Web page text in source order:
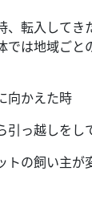
、転入してき
では地域ごと
向かえた時
引っ越しをし
トの飼い主が